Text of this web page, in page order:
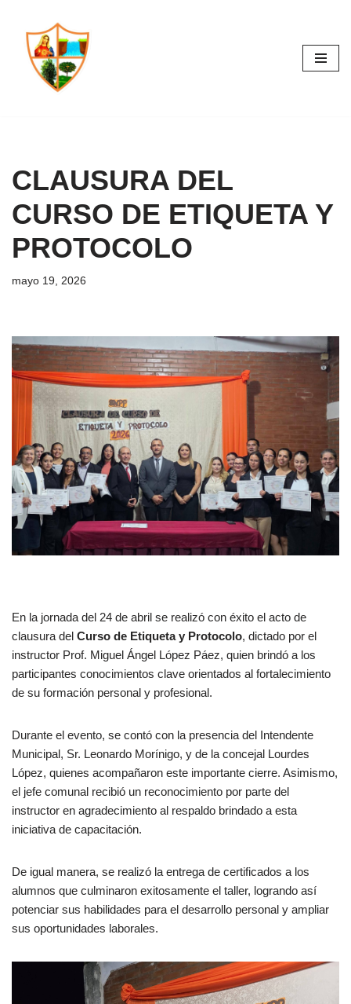
Saltar
contenido
CLAUSURA DEL
CURSO DE ETIQUETA Y
PROTOCOLO
mayo 19, 2026
En la jornada del 24 de abril se realizó con éxito el acto de
clausura del Curso de Etiqueta y Protocolo, dictado por el
instructor Prof. Miguel Ángel López Páez, quien brindó a los
participantes conocimientos clave orientados al fortalecimiento
de su formación personal y profesional.
Durante el evento, se contó con la presencia del Intendente
Municipal, Sr. Leonardo Morínigo, y de la concejal Lourdes
López, quienes acompañaron este importante cierre. Asimismo,
el jefe comunal recibió un reconocimiento por parte del
instructor en agradecimiento al respaldo brindado a esta
iniciativa de capacitación.
De igual manera, se realizó la entrega de certificados a los
alumnos que culminaron exitosamente el taller, logrando así
potenciar sus habilidades para el desarrollo personal y ampliar
sus oportunidades laborales.